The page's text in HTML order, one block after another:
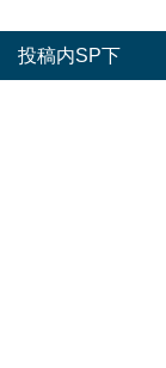
投稿内SP下